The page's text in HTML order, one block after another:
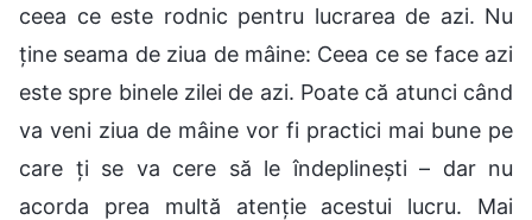
ceea ce este rodnic pentru lucrarea de azi. Nu
ține seama de ziua de mâine: Ceea ce se face azi
este spre binele zilei de azi. Poate că atunci când
va veni ziua de mâine vor fi practici mai bune pe
care ți se va cere să le îndeplinești – dar nu
acorda prea multă atenție acestui lucru. Mai